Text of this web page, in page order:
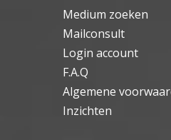
Medium zoeken
Mailconsult
Login account
F.A.Q
Algemene
Inzichten